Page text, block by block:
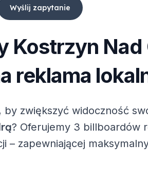
Wyślij zapytanie
Kostrzyn Nad
reklama
by zwiększyć widoczność
? Oferujemy 3 billboardów
– zapewniającej